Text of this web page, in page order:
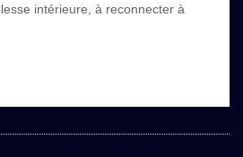
intérieure, à reconnecter à